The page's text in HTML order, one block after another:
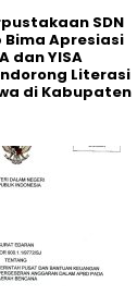
SDN
Bima Apresiasi
dan YISA
Literasi
di Kabupaten